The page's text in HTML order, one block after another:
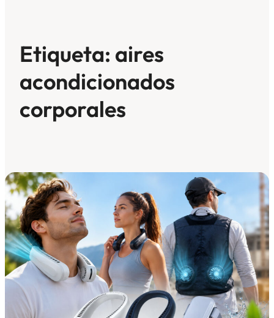
Etiqueta: aires
acondicionados
corporales